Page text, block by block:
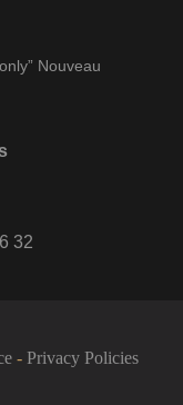
Nouveau
32
- Privacy Policies